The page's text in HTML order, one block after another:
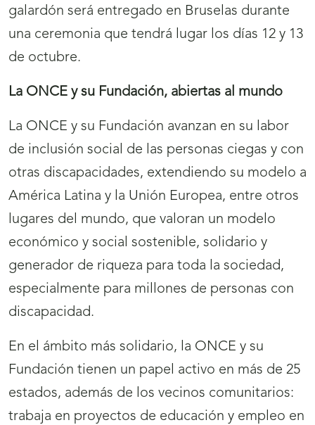
galardón será entregado en Bruselas durante
una ceremonia que tendrá lugar los días 12 y 13
de octubre.
La ONCE y su Fundación, abiertas al mundo
La ONCE y su Fundación avanzan en su labor
de inclusión social de las personas ciegas y con
otras discapacidades, extendiendo su modelo a
América Latina y la Unión Europea, entre otros
lugares del mundo, que valoran un modelo
económico y social sostenible, solidario y
generador de riqueza para toda la sociedad,
especialmente para millones de personas con
discapacidad.
En el ámbito más solidario, la ONCE y su
Fundación tienen un papel activo en más de 25
estados, además de los vecinos comunitarios:
trabaja en proyectos de educación y empleo en